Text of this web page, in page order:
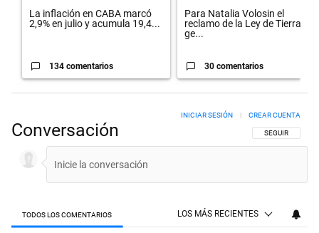
La inflación en CABA marcó
2,9% en julio y acumula 19,4...
134 comentarios
Para Natalia Volosin el
reclamo de la Ley de Tierras
ge...
30 comentarios
Conversación SIGA ESTA
SEGUIR
INICIAR SESIÓN | CREAR CUENTA
TODOS LOS COMENTARIOS LOS MÁS RECIENTES